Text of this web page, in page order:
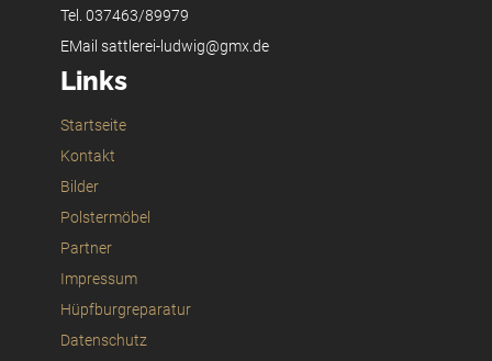
Tel. 037463/89979
EMail sattlerei-ludwig@gmx.de
Links
Startseite
Kontakt
Bilder
Polstermöbel
Partner
Impressum
Hüpfburgreparatur
Datenschutz